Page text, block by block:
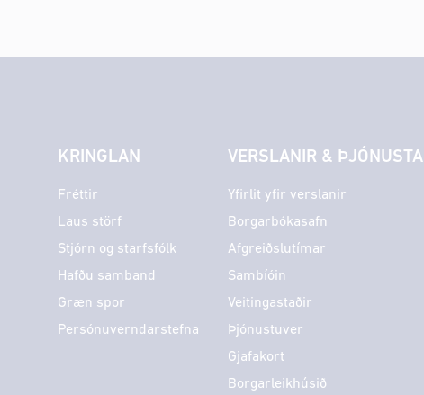
KRINGLAN
Fréttir
Laus störf
Stjórn og starfsfólk
Hafðu samband
Græn spor
Persónuverndarstefna
VERSLANIR & ÞJÓNUSTA
Yfirlit yfir verslanir
Borgarbókasafn
Afgreiðslutímar
Sambíóin
Veitingastaðir
Þjónustuver
Gjafakort
Borgarleikhúsið